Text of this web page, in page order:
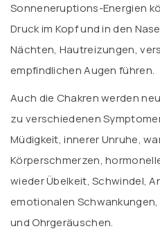
Sonneneruptions-Energien
Druck im Kopf und in den
Nächten, Hautreizungen,
empfindlichen Augen führen.
Auch die Chakren werden
zu verschiedenen
Müdigkeit, innerer Unruhe,
Körperschmerzen,
wieder Übelkeit, Schwindel,
emotionalen
und Ohrgeräuschen.